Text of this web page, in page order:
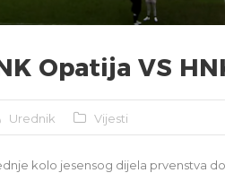
Opatija VS
Urednik Vijesti
kolo jesensog dijela prvenstva